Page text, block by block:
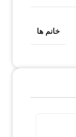
خانم ها